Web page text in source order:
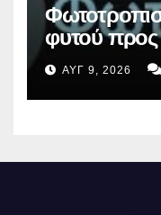
φυτού
ΑΥΓ 9, 2026